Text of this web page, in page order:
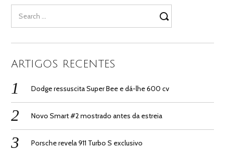
for:
ARTIGOS RECENTES
Dodge ressuscita Super Bee e dá-lhe 600 cv
Novo Smart #2 mostrado antes da estreia
Porsche revela 911 Turbo S exclusivo